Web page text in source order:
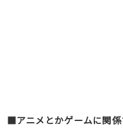
■アニメとかゲームに関